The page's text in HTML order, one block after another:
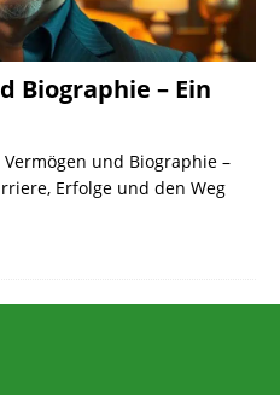
Biographie – Ein
und Biographie –
Erfolge und den Weg